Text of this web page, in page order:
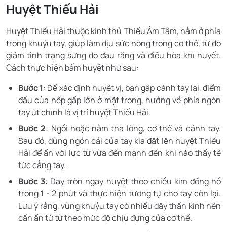
Huyệt Thiếu Hải
Huyệt Thiếu Hải thuộc kinh thủ Thiếu Âm Tâm, nằm ở phía
trong khuỷu tay, giúp làm dịu sức nóng trong cơ thể, từ đó
giảm tình trạng sưng do đau răng và điều hòa khí huyết.
Cách thực hiện bấm huyệt như sau:
Bước 1: Để xác định huyệt vị, bạn gập cánh tay lại, điểm
đầu của nếp gấp lớn ở mặt trong, hướng về phía ngón
tay út chính là vị trí huyệt Thiếu Hải.
Bước 2: Ngồi hoặc nằm thả lòng, cơ thể và cánh tay.
Sau đó, dùng ngón cái của tay kia đặt lên huyệt Thiếu
Hải để ấn với lực từ vừa đến mạnh đến khi nào thấy tê
tức cẳng tay.
Bước 3: Day tròn ngay huyệt theo chiều kim đồng hồ
trong 1 - 2 phút và thực hiện tương tự cho tay còn lại.
Lưu ý rằng, vùng khuỷu tay có nhiều dây thần kinh nên
cần ấn từ từ theo mức độ chịu đựng của cơ thể.